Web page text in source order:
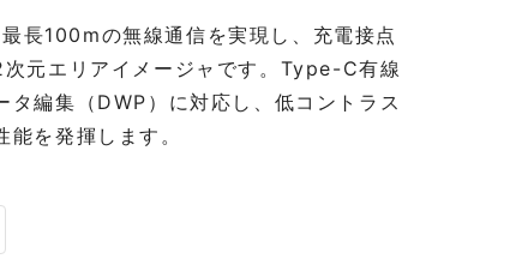
100mの無線通信を実現し、充電接点
元エリアイメージャです。Type-C有線
編集（DWP）に対応し、低コントラス
を発揮します。